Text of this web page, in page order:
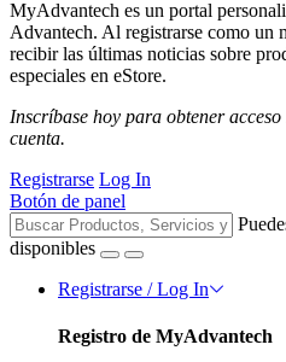
MyAdvantech es un portal
Advantech. Al registrarse como un
recibir las últimas noticias sobre
especiales en eStore.
Inscríbase hoy para obtener
cuenta.
Registrarse Log In
Botón de panel
disponibles
Registrarse / Log In
Registro de MyAdvantech